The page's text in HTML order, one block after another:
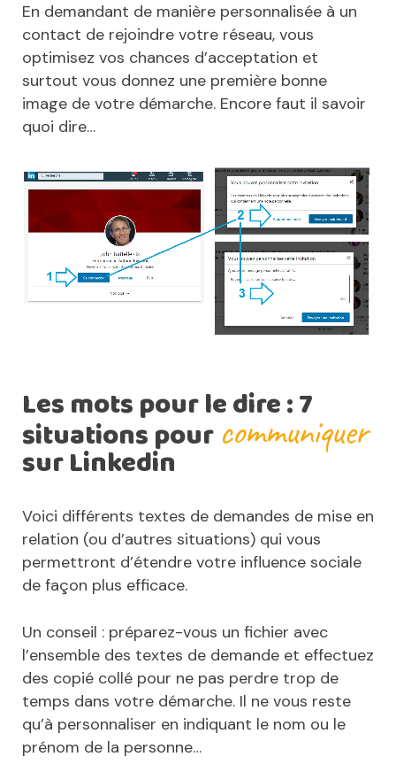
En demandant de manière personnalisée à un
contact de rejoindre votre réseau, vous
optimisez vos chances d’acceptation et
surtout vous donnez une première bonne
image de votre démarche. Encore faut il savoir
quoi dire…
Les mots pour le dire : 7
situations pour communiquer
sur Linkedin
Voici différents textes de demandes de mise en
relation (ou d’autres situations) qui vous
permettront d’étendre votre influence sociale
de façon plus efficace.
Un conseil : préparez-vous un fichier avec
l’ensemble des textes de demande et effectuez
des copié collé pour ne pas perdre trop de
temps dans votre démarche. Il ne vous reste
qu’à personnaliser en indiquant le nom ou le
prénom de la personne…